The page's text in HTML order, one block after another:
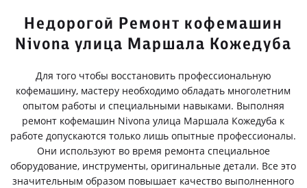
Недорогой Ремонт кофемашин
Nivona улица Маршала Кожедуба
Для того чтобы восстановить профессиональную
кофемашину, мастеру необходимо обладать многолетним
опытом работы и специальными навыками. Выполняя
ремонт кофемашин Nivona улица Маршала Кожедуба к
работе допускаются только лишь опытные профессионалы.
Они используют во время ремонта специальное
оборудование, инструменты, оригинальные детали. Все это
значительным образом повышает качество выполненного